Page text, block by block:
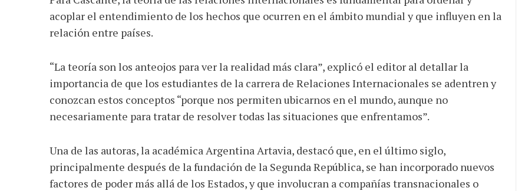
acoplar el entendimiento de los hechos que ocurren en el ámbito mundial y que influyen en la
relación entre países.
“La teoría son los anteojos para ver la realidad más clara”, explicó el editor al detallar la
importancia de que los estudiantes de la carrera de Relaciones Internacionales se adentren y
conozcan estos conceptos “porque nos permiten ubicarnos en el mundo, aunque no
necesariamente para tratar de resolver todas las situaciones que enfrentamos”.
Una de las autoras, la académica Argentina Artavia, destacó que, en el último siglo,
principalmente después de la fundación de la Segunda República, se han incorporado nuevos
factores de poder más allá de los Estados, y que involucran a compañías transnacionales o